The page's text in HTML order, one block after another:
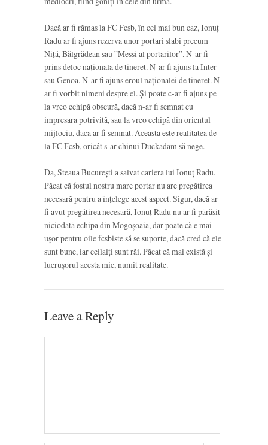
Dacă ar fi rămas la FC Fcsb, în cel mai bun caz, Ionuț
Radu ar fi ajuns rezerva unor portari slabi precum
Niță, Bălgrădean sau ”Messi al portarilor”. N-ar fi
prins deloc naționala de tineret. N-ar fi ajuns la Inter
sau Genoa. N-ar fi ajuns eroul naționalei de tineret. N-
ar fi vorbit nimeni despre el. Și poate c-ar fi ajuns pe
la vreo echipă obscură, dacă n-ar fi semnat cu
impresara potrivită, sau la vreo echipă din orientul
mijlociu, daca ar fi semnat. Aceasta este realitatea de
la FC Fcsb, oricât s-ar chinui Duckadam să nege.
Da, Steaua București a salvat cariera lui Ionuț Radu.
Păcat că fostul nostru mare portar nu are pregătirea
necesară pentru a înțelege acest aspect. Sigur, dacă ar
fi avut pregătirea necesară, Ionuț Radu nu ar fi părăsit
niciodată echipa din Mogoșoaia, dar poate că e mai
ușor pentru oile fcsbiste să se suporte, dacă cred că ele
sunt bune, iar ceilalți sunt răi. Păcat că mai există și
lucrușorul acesta mic, numit realitate.
Leave a Reply